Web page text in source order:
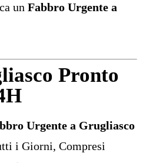
un Fabbro Urgente a
Pronto
Urgente a Grugliasco
i Giorni, Compresi